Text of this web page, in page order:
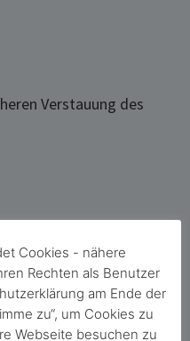
Verstauung des
und
Cookies - nähere
Rechten als Benutzer
am Ende der
zu“, um Cookies zu
Webseite besuchen zu